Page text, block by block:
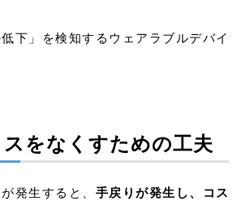
下」を検知するウェアラブルデバイ
をなくすための工夫
発生すると、 手戻りが発生し、コス